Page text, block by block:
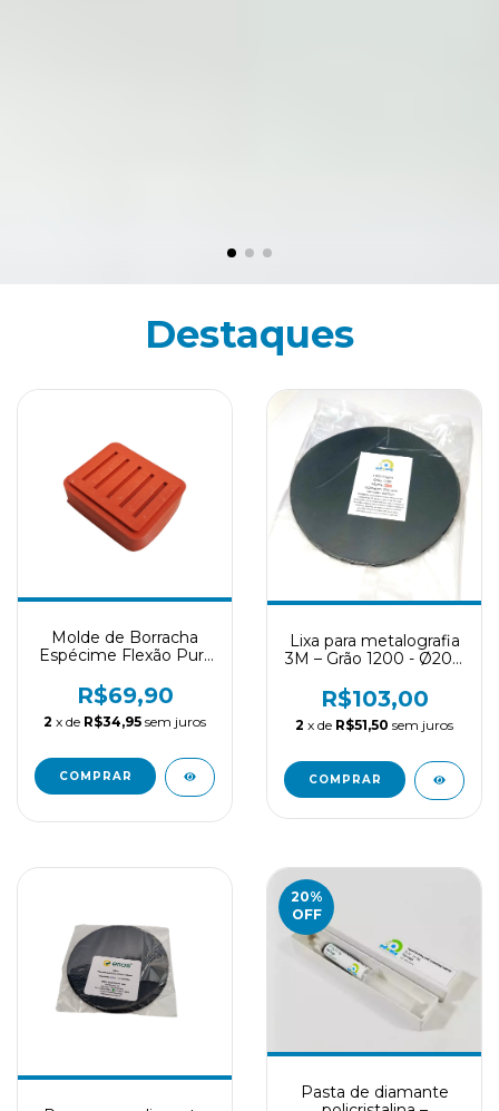
Destaques
Molde de Borracha
Espécime Flexão Pura
modelo - mais
alojamentos)
R$69,90
2 x de R$34,95 sem juros
Lixa para metalografia
3M – Grão 1200 - Ø200
R$103,00
2 x de R$51,50 sem juros
COMPRAR
20%
OFF
Pasta de diamante